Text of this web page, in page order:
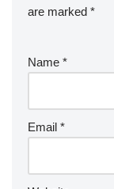
are marked *
Name *
Email *